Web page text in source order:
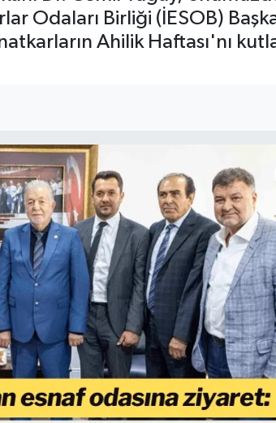
Odaları Birliği (İESOB)
Ahilik Haftası'nı